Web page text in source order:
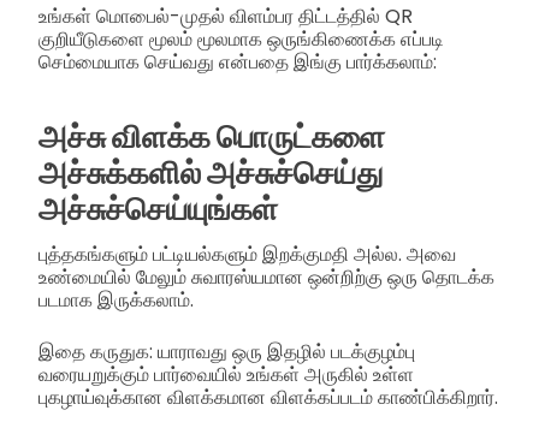
உங்கள் மொபைல்-முதல் விளம்பர திட்டத்தில் QR
குறியீடுகளை மூலம் மூலமாக ஒருங்கிணைக்க எப்படி
செம்மையாக செய்வது என்பதை இங்கு பார்க்கலாம்:
அச்சு விளக்க பொருட்களை
அச்சுக்களில் அச்சுச்செய்து
அச்சுச்செய்யுங்கள்
புத்தகங்களும் பட்டியல்களும் இறக்குமதி அல்ல. அவை
உண்மையில் மேலும் சுவாரஸ்யமான ஒன்றிற்கு ஒரு தொடக்க
படமாக இருக்கலாம்.
இதை கருதுக: யாராவது ஒரு இதழில் படக்குழம்பு
வரையறுக்கும் பார்வையில் உங்கள் அருகில் உள்ள
புகழாய்வுக்கான விளக்கமான விளக்கப்படம் காண்பிக்கிறார்.